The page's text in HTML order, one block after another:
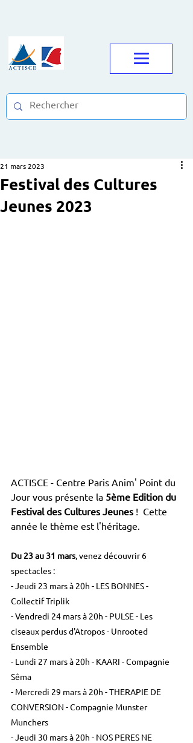
Festival des Cultures
Jeunes 2023
21 mars 2023
ACTISCE - Centre Paris Anim' Point du
Jour vous présente la 5ème Edition du
Festival des Cultures Jeunes !  Cette
année le thème est l'héritage.
Du 23 au 31 mars, venez découvrir 6
spectacles :
- Jeudi 23 mars à 20h - LES BONNES -
Collectif Triplik
- Vendredi 24 mars à 20h - PULSE - Les
ciseaux perdus d'Atropos - Unrooted
Ensemble
- Lundi 27 mars à 20h - KAARI - Compagnie
Sêma
- Mercredi 29 mars à 20h - THERAPIE DE
CONVERSION - Compagnie Munster
Munchers
- Jeudi 30 mars à 20h - NOS PERES NE